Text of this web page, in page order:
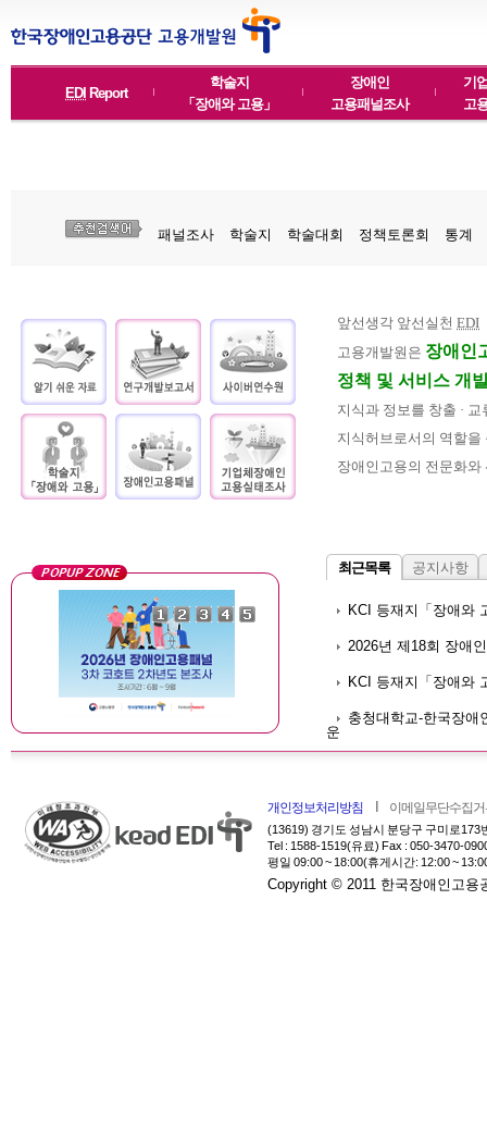
EDI Report
학술지
「장애와 고용」
장애인
고용패널조사
기
고
패널조사 학술지 학술대회 정책토론회 통계
앞선생각 앞선실천 EDI
고용개발원은 장애인
정책 및 서비스 개
지식과 정보를 창출 ·
지식허브로서의 역할
장애인고용의 전문화
알기 쉬운 자
료
연구개발 보
고서
사이버 연수
원
학술지 "장애
와 고용"
장애인 고용
패널
기업체 장애
인고용 실태
조사
최근목록
KCI 등재지「장애와
2026년 제18회 장애
KCI 등재지「장애와
충청대학교-한국장애
운
공지사항
개인정보처리방침 이메일무단수집
(13619) 경기도 성남시 분당구 구미로173
Tel : 1588-1519(유료) Fax : 050-3470-
평일 09:00 ~ 18:00(휴게시간: 12:00 ~
Copyright © 2011 한국장애인고